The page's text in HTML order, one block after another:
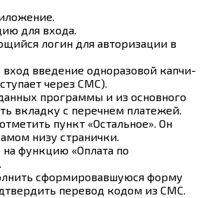
для входа.
логин для авторизации в
введение одноразовой капчи-
через СМС).
программы и из основного
вкладку с перечнем платежей.
пункт «Остальное». Он
низу странички.
на функцию «Оплата по
сформировавшуюся форму
перевод кодом из СМС.